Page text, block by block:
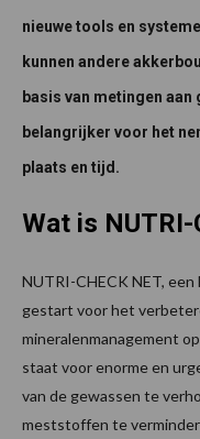
nieuwe tools en
kunnen andere
basis van metingen
belangrijker voor het
plaats en tijd.
Wat is NUTRI-
NUTRI-CHECK NET,
gestart voor het
mineralenmanagement
staat voor enorme en
van de gewassen te
meststoffen te